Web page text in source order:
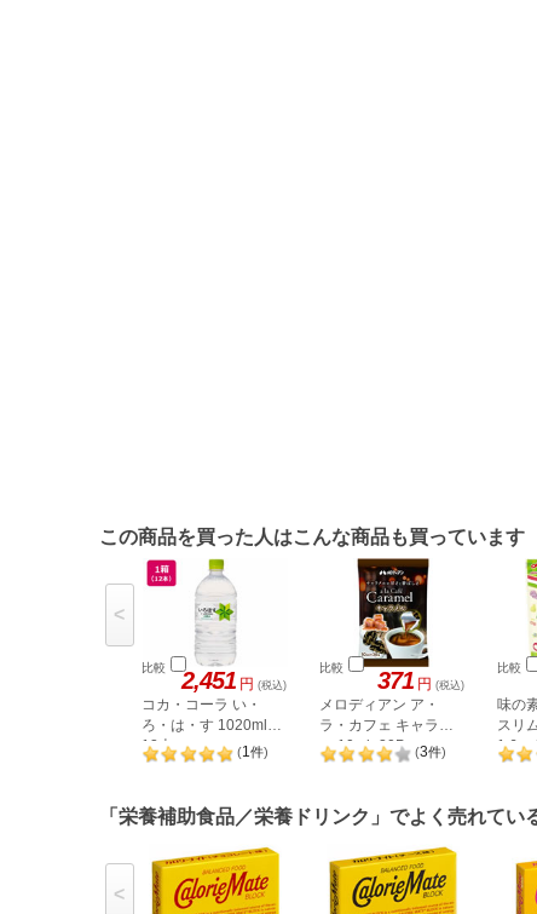
この商品を買った人はこんな商品も買っています
比較 2,451 円 (税込)
コカ・コーラ い・
ろ・は・す 1020ml
12本
(1件)
比較 371 円 (税込)
メロディアン ア・
ラ・カフェ キャラメ
ル 10ml×20P
(3件)
比較
味の
スリ
<
「栄養補助食品／栄養ドリンク」でよく売れてい
<